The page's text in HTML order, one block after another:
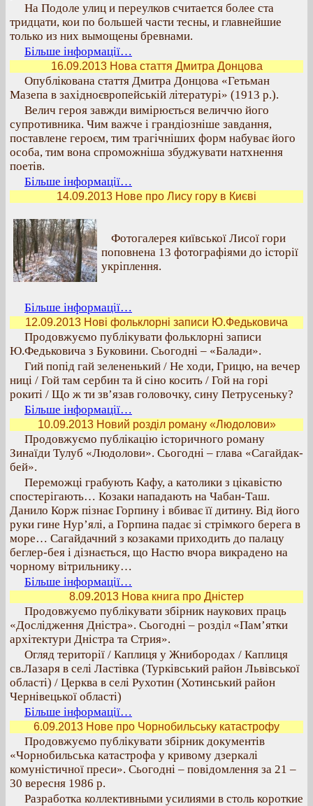
На Подоле улиц и переулков считается более ста
тридцати, кои по большей части тесны, и главнейшие
только из них вымощены бревнами.
Більше інформації…
16.09.2013 Нова стаття Дмитра Донцова
Опублікована стаття Дмитра Донцова «Гетьман
Мазепа в західноєвропейській літературі» (1913 р.).
Велич героя завжди вимірюється величчю його
супротивника. Чим важче і грандіозніше завдання,
поставлене героєм, тим трагічніших форм набуває його
особа, тим вона спроможніша збуджувати натхнення
поетів.
Більше інформації…
14.09.2013 Нове про Лису гору в Києві
Фотогалерея київської Лисої гори
поповнена 13 фотографіями до історії
укріплення.
Більше інформації…
12.09.2013 Нові фольклорні записи Ю.Федьковича
Продовжуємо публікувати фольклорні записи
Ю.Федьковича з Буковини. Сьогодні – «Балади».
Гий попід гай зелененький / Не ходи, Грицю, на вечер
ниці / Гой там сербин та й сіно косить / Гой на горі
рокиті / Що ж ти зв’язав головочку, сину Петрусеньку?
Більше інформації…
10.09.2013 Новий розділ роману «Людолови»
Продовжуємо публікацію історичного роману
Зинаїди Тулуб «Людолови». Сьогодні – глава «Сагайдак-
бей».
Переможці грабують Кафу, а католики з цікавістю
спостерігають… Козаки нападають на Чабан-Таш.
Данило Корж пізнає Горпину і вбиває її дитину. Від його
руки гине Нур’ялі, а Горпина падає зі стрімкого берега в
море… Сагайдачний з козаками приходить до палацу
беглер-бея і дізнається, що Настю вчора викрадено на
чорному вітрильнику…
Більше інформації…
8.09.2013 Нова книга про Дністер
Продовжуємо публікувати збірник наукових праць
«Дослідження Дністра». Сьогодні – розділ «Пам’ятки
архітектури Дністра та Стрия».
Огляд території / Каплиця у Жнибородах / Каплиця
св.Лазаря в селі Ластівка (Турківський район Львівської
області) / Церква в селі Рухотин (Хотинський район
Чернівецької області)
Більше інформації…
6.09.2013 Нове про Чорнобильську катастрофу
Продовжуємо публікувати збірник документів
«Чорнобильська катастрофа у кривому дзеркалі
комуністичної преси». Сьогодні – повідомлення за 21 –
30 вересня 1986 р.
Разработка коллективными усилиями в столь короткие